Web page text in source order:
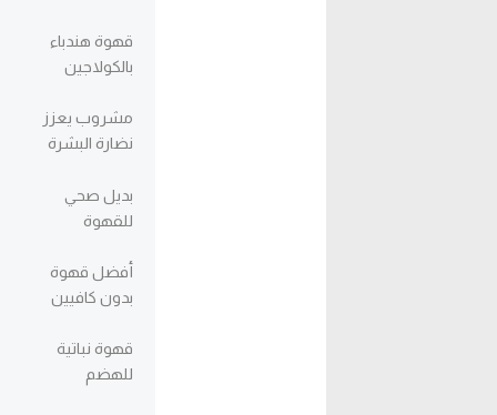
قهوة هندباء
بالكولاجين
مشروب يعزز
نضارة البشرة
بديل صحي
للقهوة
أفضل قهوة
بدون كافيين
قهوة نباتية
للهضم